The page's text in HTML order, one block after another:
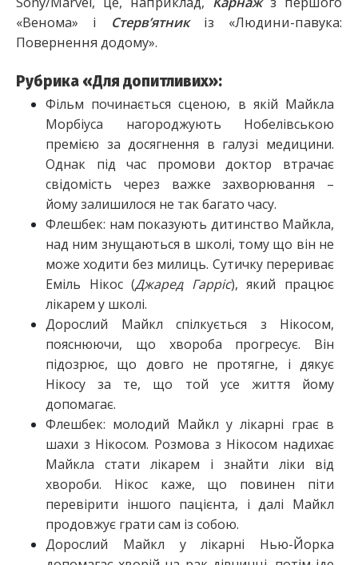
«Венома» і Стерв’ятник із «Людини-павука:
Повернення додому».
Рубрика «Для допитливих»:
Фільм починається сценою, в якій Майкла
Морбіуса нагороджують Нобелівською
премією за досягнення в галузі медицини.
Однак під час промови доктор втрачає
свідомість через важке захворювання –
йому залишилося не так багато часу.
Флешбек: нам показують дитинство Майкла,
над ним знущаються в школі, тому що він не
може ходити без милиць. Сутичку перериває
Еміль Нікос (Джаред Гарріс), який працює
лікарем у школі.
Дорослий Майкл спілкується з Нікосом,
пояснюючи, що хвороба прогресує. Він
підозрює, що довго не протягне, і дякує
Нікосу за те, що той усе життя йому
допомагає.
Флешбек: молодий Майкл у лікарні грає в
шахи з Нікосом. Розмова з Нікосом надихає
Майкла стати лікарем і знайти ліки від
хвороби. Нікос каже, що повинен піти
перевірити іншого пацієнта, і далі Майкл
продовжує грати сам із собою.
Дорослий Майкл у лікарні Нью-Йорка